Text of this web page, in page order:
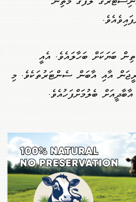
ބަޔަކަށް ބަހާލައެވެ. އެއީ
އާއި އާބަން ސެންޓަރުތަކެވެ. މި
ބެލުމަށްފަހުއެވެ.